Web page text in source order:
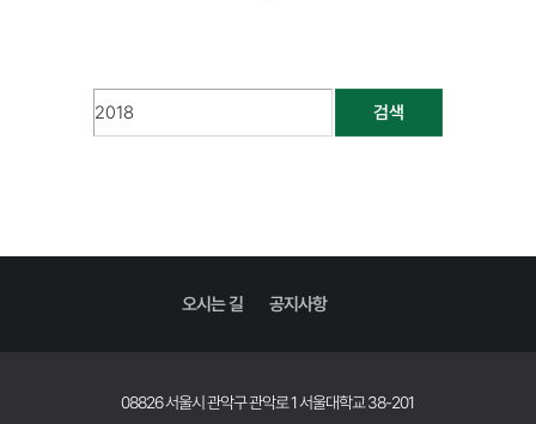
검색
오시는 길 공지사항
08826 서울시 관악구 관악로 1 서울대학교 38-201